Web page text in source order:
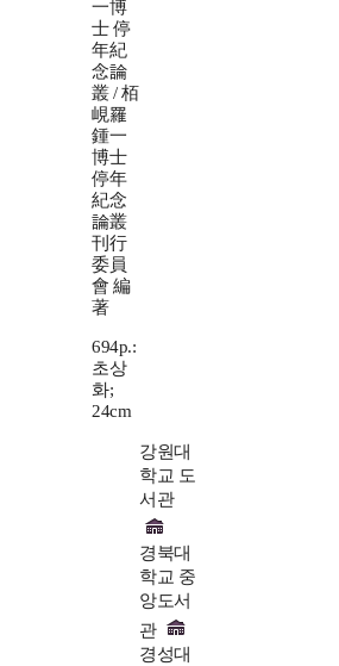
一博
士 停
年紀
念論
叢 / 栢
峴羅
鍾一
博士
停年
紀念
論叢
刊行
委員
會 編
著
694p.:
초상
화;
24cm
강원대
학교 도
서관
경북대
학교 중
앙도서
관
경성대